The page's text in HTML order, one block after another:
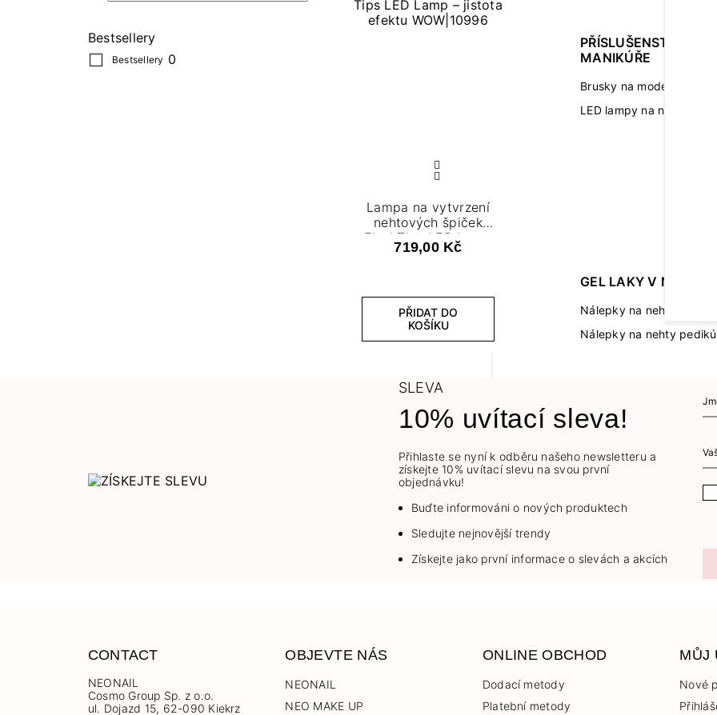
PŘÍSLUŠENSTVÍ K
MANIKÚŘE
Brusky na modeláž nehtů
LED lampy na nehty
GEL LAKY V NÁLEPCE
Nálepky na nehty
Nálepky na nehty
Bestsellery
Bestsellery 0
Lampa na vytvrzení
nehtových špiček
Flexi Tips LED Lamp
– jistota efektu WOW
719,00 Kč
PŘIDAT DO
KOŠÍKU
SLEVA
10% uvítací sleva!
Přihlaste se nyní k odběru našeho newsletteru a
získejte 10% uvítací slevu na svou první
objednávku!
Buďte informováni o nových produktech
Sledujte nejnovější trendy
Získejte jako první informace o slevách a akcích
CONTACT
NEONAIL
Cosmo Group Sp. z o.o.
ul. Dojazd 15, 62-090 Kiekrz
OBJEVTE NÁS
NEONAIL
NEO MAKE UP
ONLINE OBCHOD
Dodací metody
Platební metody
MŮJ
Nové